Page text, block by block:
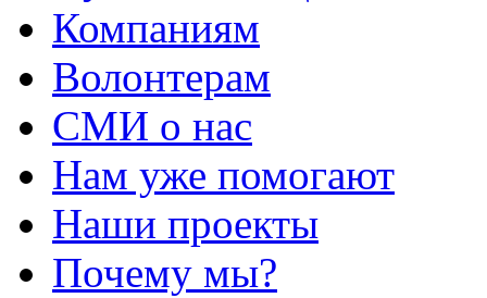
Компаниям
Волонтерам
СМИ о нас
Нам уже помогают
Наши проекты
Почему мы?